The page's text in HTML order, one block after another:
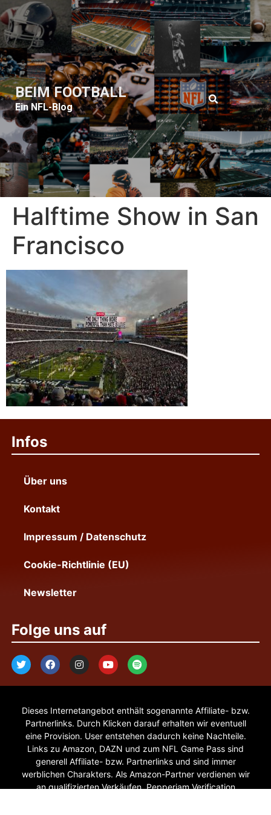
BEIM FOOTBALL
Ein NFL-Blog
Halftime Show in San
Francisco
Infos
Über uns
Kontakt
Impressum / Datenschutz
Cookie-Richtlinie (EU)
Newsletter
Folge uns auf
Dieses Internetangebot enthält sogenannte Affiliate- bzw.
Partnerlinks. Durch Klicken darauf erhalten wir eventuell
eine Provision. User entstehen dadurch keine Nachteile.
Links zu Amazon, DAZN und zum NFL Game Pass sind
generell Affiliate- bzw. Partnerlinks und sind immer
werblichen Charakters. Als Amazon-Partner verdienen wir
an qualifizierten Verkäufen. Pepperjam Verification